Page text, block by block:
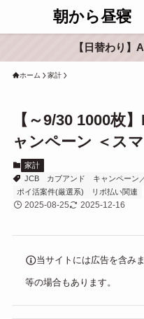
朝から昼寝
【日替わり】
ホーム 家計
【～9/30 1000枚
ャンペーン ＜ス
家計
JCB
カブアンド キャンペーン
ポイ活案件(厳選系)
リボ払い関連
2025-08-25 2025-12-16
当サイトには広告を含み
等の場合もあります。